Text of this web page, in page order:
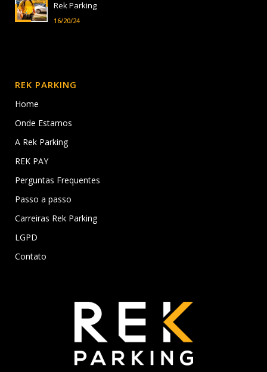
Rek Parking
16/20/24
REK PARKING
Home
Onde Estamos
A Rek Parking
REK PAY
Perguntas Frequentes
Passo a passo
Carreiras Rek Parking
LGPD
Contato